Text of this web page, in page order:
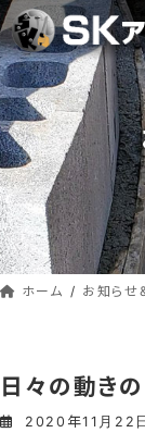
コ
ン
テ
ン
ツ
へ
ス
キ
ッ
プ
ナ
ビ
ゲ
ー
シ
ョ
ン
に
移
動
ホーム お知らせ
日々の動き
2020年11月22日